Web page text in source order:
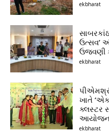
ekbharat
ઉત્સવ’
ઉજવણી
ekbharat
ખાતે
ક્લસ્ટર
આયોજન
ekbharat